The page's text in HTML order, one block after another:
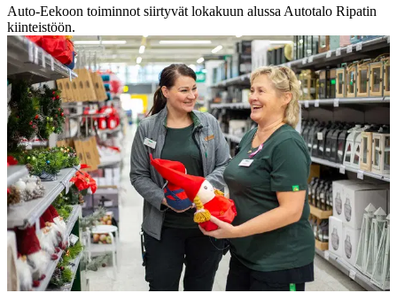
Auto-Eekoon toiminnot siirtyvät lokakuun alussa Autotalo Ripatin
kiinteistöön.